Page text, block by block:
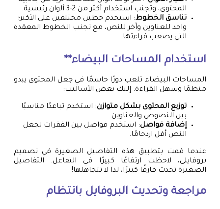
المحتوى، وتجنب استخدام أكثر من 2-3 ألوان رئيسية.
تناسق الخطوط: استخدم خطين مختلفين على الأكثر؛
واحد للعناوين وآخر للنص، مع تجنب الخطوط المعقدة
التي يصعب قراءتها.
استخدام المساحات البيضاء**
المساحات البيضاء تلعب دورًا حاسمًا في جعل المحتوى يبدو
منظمًا وسهل القراءة. إليك بعض الأساليب:
توزيع المحتوى بشكل متوازن: استخدم تباعدًا مناسبًا
بين النصوص والعناوين.
إضافة فواصل: استخدم فواصل بين الفقرات لجعل
النص أقل ازدحامًا.
عندما قمت بتطبيق هذه التفاصيل الصغيرة في تصميم
بروفايلي، لاحظت ارتفاعًا كبيرًا في التفاعل. التفاصيل
الصغيرة تحدث فارقًا كبيرًا، لذا لا تتجاهلها!
مراجعة وتحديث البروفايل بانتظام